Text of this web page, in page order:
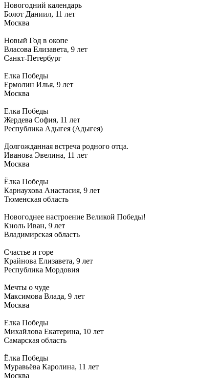
Новогодний календарь
Болот Даниил, 11 лет
Москва
Новый Год в окопе
Власова Елизавета, 9 лет
Санкт-Петербург
Елка Победы
Ермолин Илья, 9 лет
Москва
Елка Победы
Жердева София, 11 лет
Республика Адыгея (Адыгея)
Долгожданная встреча родного отца.
Иванова Эвелина, 11 лет
Москва
Ёлка Победы
Карнаухова Анастасия, 9 лет
Тюменская область
Новогоднее настроение Великой Победы!
Кноль Иван, 9 лет
Владимирская область
Счастье и горе
Крайнова Елизавета, 9 лет
Республика Мордовия
Мечты о чуде
Максимова Влада, 9 лет
Москва
Елка Победы
Михайлова Екатерина, 10 лет
Самарская область
Ёлка Победы
Муравьёва Каролина, 11 лет
Москва